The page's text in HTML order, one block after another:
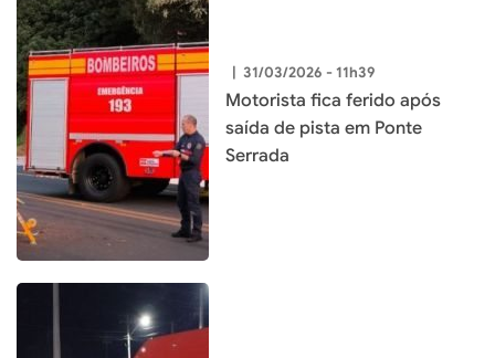
| 31/03/2026 - 11h39
Motorista fica ferido após
saída de pista em Ponte
Serrada